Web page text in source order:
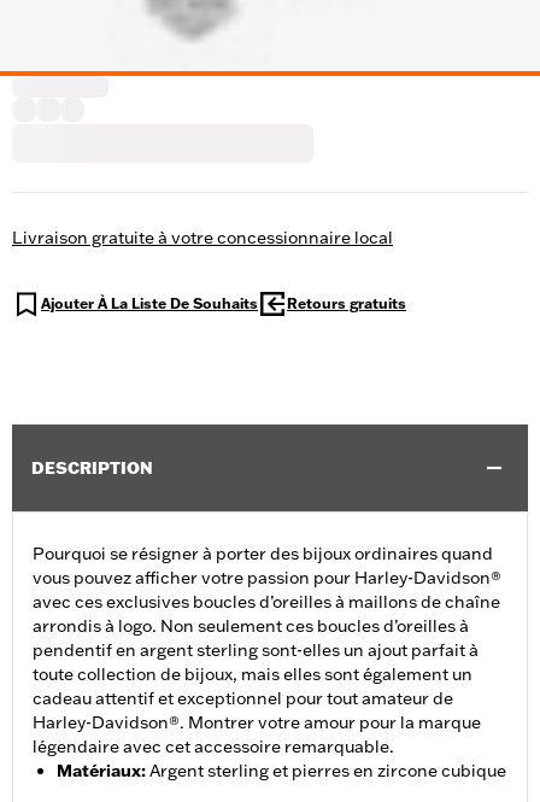
Livraison gratuite à votre concessionnaire local
Ajouter À La Liste De Souhaits Retours gratuits
DESCRIPTION
Pourquoi se résigner à porter des bijoux ordinaires quand
vous pouvez afficher votre passion pour Harley-Davidson®
avec ces exclusives boucles d’oreilles à maillons de chaîne
arrondis à logo. Non seulement ces boucles d’oreilles à
pendentif en argent sterling sont-elles un ajout parfait à
toute collection de bijoux, mais elles sont également un
cadeau attentif et exceptionnel pour tout amateur de
Harley-Davidson®. Montrer votre amour pour la marque
légendaire avec cet accessoire remarquable.
Matériaux:Argent sterling et pierres en zircone cubique